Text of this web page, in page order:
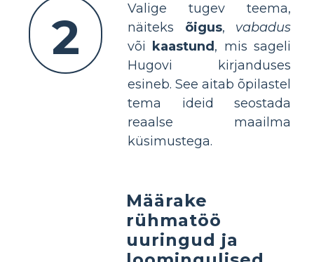
2
Valige tugev teema,
näiteks õigus, vabadus
või
kaastund , mis sageli
Hugovi kirjanduses
esineb. See aitab õpilastel
tema ideid seostada
reaalse maailma
küsimustega.
Määrake
rühmatöö
uuringud ja